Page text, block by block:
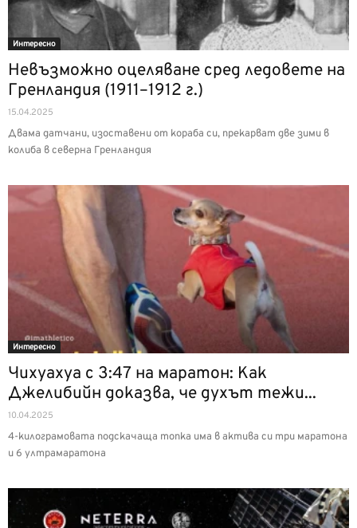
Интерeсно
Невъзможно оцеляване сред ледовете на
Гренландия (1911–1912 г.)
15.04.2025
Двама датчани, изоставени от кораба си, прекарват две зими в
колиба в северна Гренландия
Интерeсно
Чихуахуа с 3:47 на маратон: Как
Джелибийн доказва, че духът тежи...
10.04.2025
4-килограмовата подскачаща топка има в актива си три маратона
и 6 ултрамаратона